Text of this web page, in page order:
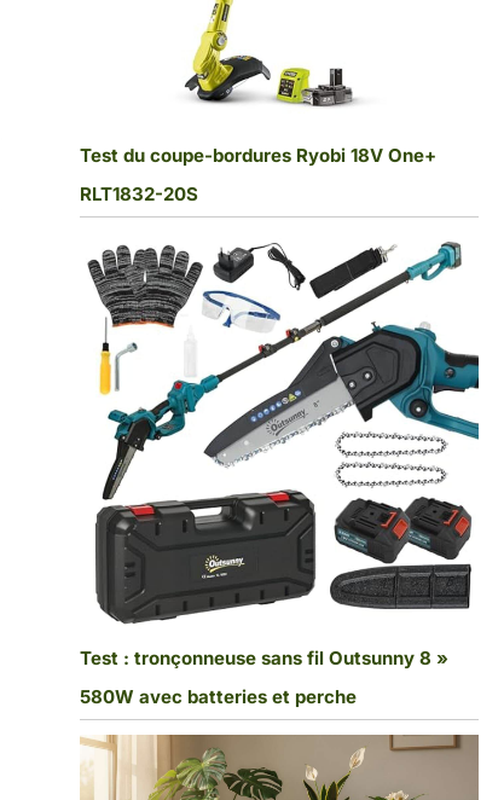
Test du coupe-bordures Ryobi 18V One+
RLT1832-20S
Test : tronçonneuse sans fil Outsunny 8 »
580W avec batteries et perche